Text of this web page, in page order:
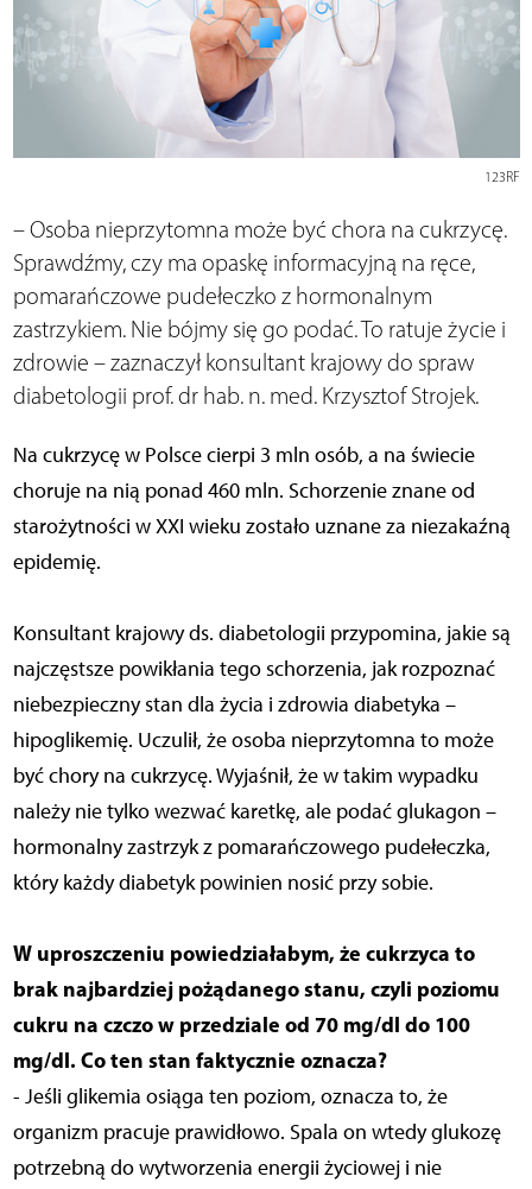
123RF
– Osoba nieprzytomna może być chora na cukrzycę.
Sprawdźmy, czy ma opaskę informacyjną na ręce,
pomarańczowe pudełeczko z hormonalnym
zastrzykiem. Nie bójmy się go podać. To ratuje życie i
zdrowie – zaznaczył konsultant krajowy do spraw
diabetologii prof. dr hab. n. med. Krzysztof Strojek.
Na cukrzycę w Polsce cierpi 3 mln osób, a na świecie
choruje na nią ponad 460 mln. Schorzenie znane od
starożytności w XXI wieku zostało uznane za niezakaźną
epidemię.
Konsultant krajowy ds. diabetologii przypomina, jakie są
najczęstsze powikłania tego schorzenia, jak rozpoznać
niebezpieczny stan dla życia i zdrowia diabetyka –
hipoglikemię. Uczulił, że osoba nieprzytomna to może
być chory na cukrzycę. Wyjaśnił, że w takim wypadku
należy nie tylko wezwać karetkę, ale podać glukagon –
hormonalny zastrzyk z pomarańczowego pudełeczka,
który każdy diabetyk powinien nosić przy sobie.
W uproszczeniu powiedziałabym, że cukrzyca to
brak najbardziej pożądanego stanu, czyli poziomu
cukru na czczo w przedziale od 70 mg/dl do 100
mg/dl. Co ten stan faktycznie oznacza?
- Jeśli glikemia osiąga ten poziom, oznacza to, że
organizm pracuje prawidłowo. Spala on wtedy glukozę
potrzebną do wytworzenia energii życiowej i nie